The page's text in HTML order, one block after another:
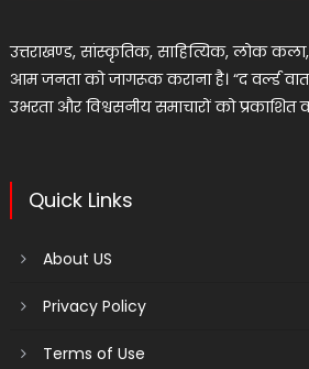
उत्तराखण्ड, सांस्कृतिक, साहित्यिक, लोक
आम जनता को जागरूक कराना है। “द वर्ल्ड
उभरता और विश्वसनीय समाचारों को प्रकाशित
Quick Links
About US
Privacy Policy
Terms of Use